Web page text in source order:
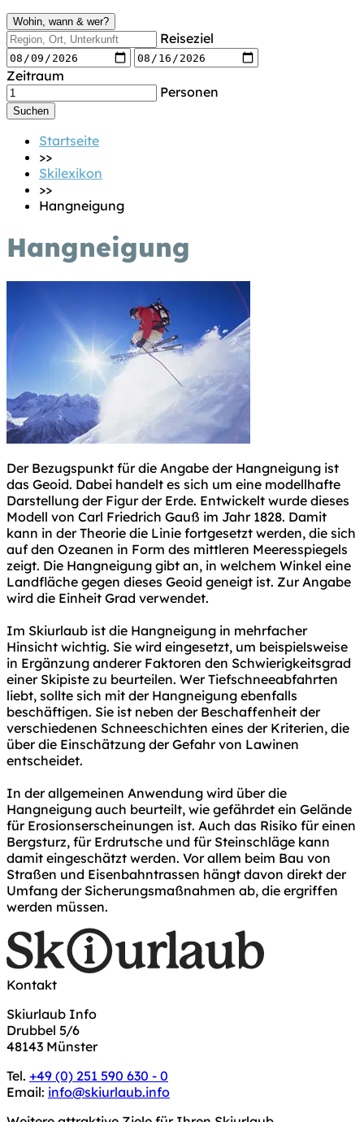
Wohin, wann & wer?
Reiseziel
Zeitraum
Personen
Startseite
>>
Skilexikon
>>
Hangneigung
Hangneigung
Der Bezugspunkt für die Angabe der Hangneigung ist
das Geoid. Dabei handelt es sich um eine modellhafte
Darstellung der Figur der Erde. Entwickelt wurde dieses
Modell von Carl Friedrich Gauß im Jahr 1828. Damit
kann in der Theorie die Linie fortgesetzt werden, die sich
auf den Ozeanen in Form des mittleren Meeresspiegels
zeigt. Die Hangneigung gibt an, in welchem Winkel eine
Landfläche gegen dieses Geoid geneigt ist. Zur Angabe
wird die Einheit Grad verwendet.
Im Skiurlaub ist die Hangneigung in mehrfacher
Hinsicht wichtig. Sie wird eingesetzt, um beispielsweise
in Ergänzung anderer Faktoren den Schwierigkeitsgrad
einer Skipiste zu beurteilen. Wer Tiefschneeabfahrten
liebt, sollte sich mit der Hangneigung ebenfalls
beschäftigen. Sie ist neben der Beschaffenheit der
verschiedenen Schneeschichten eines der Kriterien, die
über die Einschätzung der Gefahr von Lawinen
entscheidet.
In der allgemeinen Anwendung wird über die
Hangneigung auch beurteilt, wie gefährdet ein Gelände
für Erosionserscheinungen ist. Auch das Risiko für einen
Bergsturz, für Erdrutsche und für Steinschläge kann
damit eingeschätzt werden. Vor allem beim Bau von
Straßen und Eisenbahntrassen hängt davon direkt der
Umfang der Sicherungsmaßnahmen ab, die ergriffen
werden müssen.
Kontakt
Skiurlaub Info
Drubbel 5/6
48143 Münster
Tel. +49 (0) 251 590 630 - 0
Email: info@skiurlaub.info